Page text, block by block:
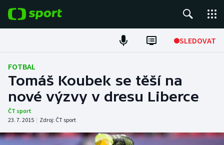
SLEDOVAT
Fotbal
Hokej
Tenis
Atletika
FOTBAL
Tomáš Koubek se těší na
nové výzvy v dresu Liberce
ČT sport
23. 7. 2015 | Zdroj: ČT sport